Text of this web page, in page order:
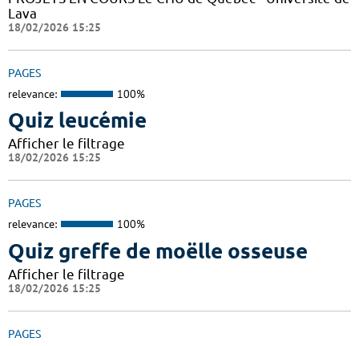
Lava
18/02/2026 15:25
PAGES
relevance: 100%
Quiz leucémie
Afficher le filtrage
18/02/2026 15:25
PAGES
relevance: 100%
Quiz greffe de moëlle osseuse
Afficher le filtrage
18/02/2026 15:25
PAGES